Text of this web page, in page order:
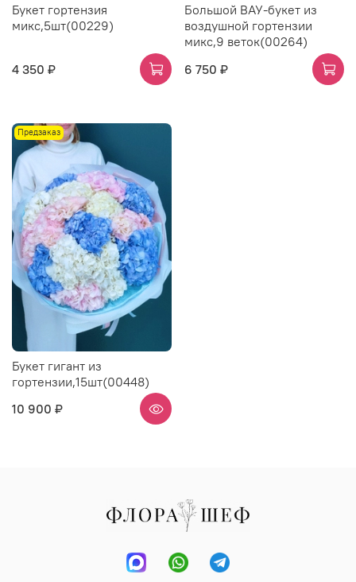
Букет гортензия
микс,5шт(00229)
4 350 ₽
Большой ВАУ-букет из
воздушной гортензии
микс,9 веток(00264)
6 750 ₽
Предзаказ
Букет гигант из
гортензии,15шт(00448)
10 900 ₽